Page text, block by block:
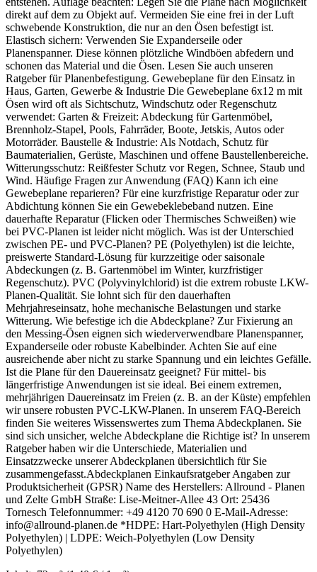
direkt auf dem zu Objekt auf. Vermeiden Sie eine frei in der Luft
schwebende Konstruktion, die nur an den Ösen befestigt ist.
Elastisch sichern: Verwenden Sie Expanderseile oder
Planenspanner. Diese können plötzliche Windböen abfedern und
schonen das Material und die Ösen. Lesen Sie auch unseren
Ratgeber für Planenbefestigung. Gewebeplane für den Einsatz in
Haus, Garten, Gewerbe & Industrie Die Gewebeplane 6x12 m mit
Ösen wird oft als Sichtschutz, Windschutz oder Regenschutz
verwendet: Garten & Freizeit: Abdeckung für Gartenmöbel,
Brennholz-Stapel, Pools, Fahrräder, Boote, Jetskis, Autos oder
Motorräder. Baustelle & Industrie: Als Notdach, Schutz für
Baumaterialien, Gerüste, Maschinen und offene Baustellenbereiche.
Witterungsschutz: Reißfester Schutz vor Regen, Schnee, Staub und
Wind. Häufige Fragen zur Anwendung (FAQ) Kann ich eine
Gewebeplane reparieren? Für eine kurzfristige Reparatur oder zur
Abdichtung können Sie ein Gewebeklebeband nutzen. Eine
dauerhafte Reparatur (Flicken oder Thermisches Schweißen) wie
bei PVC-Planen ist leider nicht möglich. Was ist der Unterschied
zwischen PE- und PVC-Planen? PE (Polyethylen) ist die leichte,
preiswerte Standard-Lösung für kurzzeitige oder saisonale
Abdeckungen (z. B. Gartenmöbel im Winter, kurzfristiger
Regenschutz). PVC (Polyvinylchlorid) ist die extrem robuste LKW-
Planen-Qualität. Sie lohnt sich für den dauerhaften
Mehrjahreseinsatz, hohe mechanische Belastungen und starke
Witterung. Wie befestige ich die Abdeckplane? Zur Fixierung an
den Messing-Ösen eignen sich wiederverwendbare Planenspanner,
Expanderseile oder robuste Kabelbinder. Achten Sie auf eine
ausreichende aber nicht zu starke Spannung und ein leichtes Gefälle.
Ist die Plane für den Dauereinsatz geeignet? Für mittel- bis
längerfristige Anwendungen ist sie ideal. Bei einem extremen,
mehrjährigen Dauereinsatz im Freien (z. B. an der Küste) empfehlen
wir unsere robusten PVC-LKW-Planen. In unserem FAQ-Bereich
finden Sie weiteres Wissenswertes zum Thema Abdeckplanen. Sie
sind sich unsicher, welche Abdeckplane die Richtige ist? In unserem
Ratgeber haben wir die Unterschiede, Materialien und
Einsatzzwecke unserer Abdeckplanen übersichtlich für Sie
zusammengefasst.Abdeckplanen Einkaufsratgeber Angaben zur
Produktsicherheit (GPSR) Name des Herstellers: Allround - Planen
und Zelte GmbH Straße: Lise-Meitner-Allee 43 Ort: 25436
Tornesch Telefonnummer: +49 4120 70 690 0 E-Mail-Adresse:
info@allround-planen.de *HDPE: Hart-Polyethylen (High Density
Polyethylen) | LDPE: Weich-Polyethylen (Low Density
Polyethylen)